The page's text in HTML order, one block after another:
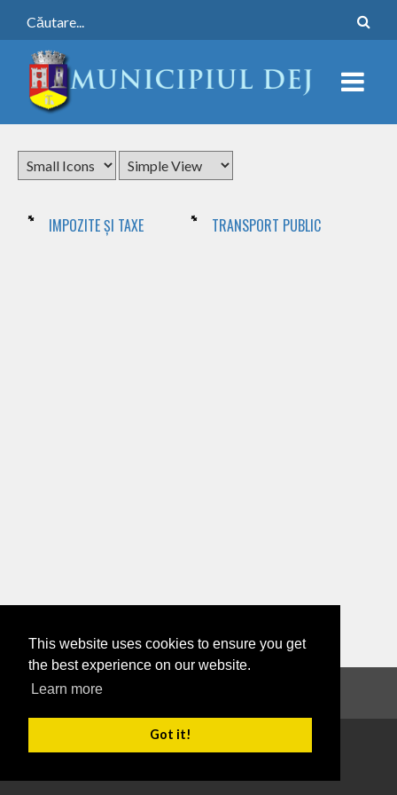
This website uses cookies to ensure you get
the best experience on our website.
Learn more
Got it!
IMPOZITE ȘI TAXE TRANSPORT PUBLIC
Servicii publice
Copyright 2026